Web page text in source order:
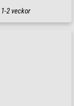
1-2 veckor